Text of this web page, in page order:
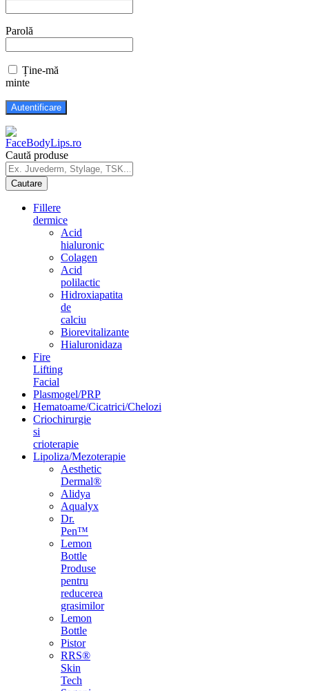
Parolă
Ține-mă
minte
Caută produse
Fillere
dermice
Acid
hialuronic
Colagen
Acid
polilactic
Hidroxiapatita
de
calciu
Biorevitalizante
Hialuronidaza
Fire
Lifting
Facial
Plasmogel/PRP
Hematoame/Cicatrici/Chelozi
Criochirurgie
si
crioterapie
Lipoliza/Mezoterapie
Aesthetic
Dermal®
Alidya
Aqualyx
Dr.
Pen™
Lemon
Bottle
Produse
pentru
reducerea
grasimilor
Lemon
Bottle
Pistor
RRS®
Skin
Tech